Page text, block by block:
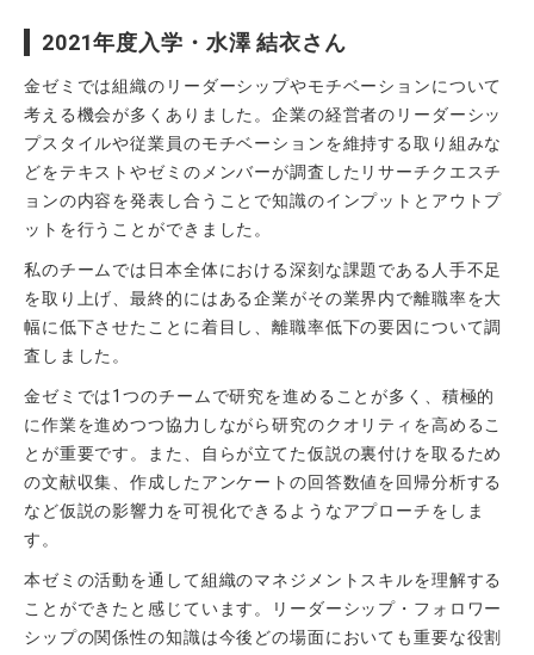
2021年度入学・水澤 結衣さん
金ゼミでは組織のリーダーシップやモチベーションについて
考える機会が多くありました。企業の経営者のリーダーシッ
プスタイルや従業員のモチベーションを維持する取り組みな
どをテキストやゼミのメンバーが調査したリサーチクエスチ
ョンの内容を発表し合うことで知識のインプットとアウトプ
ットを行うことができました。
私のチームでは日本全体における深刻な課題である人手不足
を取り上げ、最終的にはある企業がその業界内で離職率を大
幅に低下させたことに着目し、離職率低下の要因について調
査しました。
金ゼミでは1つのチームで研究を進めることが多く、積極的
に作業を進めつつ協力しながら研究のクオリティを高めるこ
とが重要です。また、自らが立てた仮説の裏付けを取るため
の文献収集、作成したアンケートの回答数値を回帰分析する
など仮説の影響力を可視化できるようなアプローチをしま
す。
本ゼミの活動を通して組織のマネジメントスキルを理解する
ことができたと感じています。リーダーシップ・フォロワー
シップの関係性の知識は今後どの場面においても重要な役割